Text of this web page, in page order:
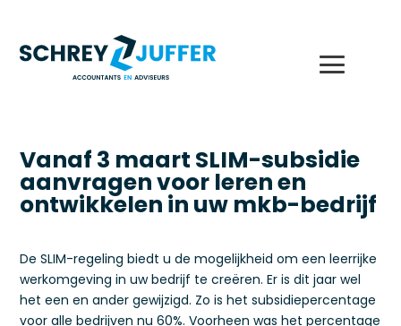
Vanaf 3 maart SLIM-subsidie
aanvragen voor leren en
ontwikkelen in uw mkb-bedrijf
De SLIM-regeling biedt u de mogelijkheid om een leerrijke
werkomgeving in uw bedrijf te creëren. Er is dit jaar wel
het een en ander gewijzigd. Zo is het subsidiepercentage
voor alle bedrijven nu 60%. Voorheen was het percentage